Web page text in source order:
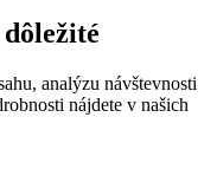
analýzu návštevnosti
nájdete v našich